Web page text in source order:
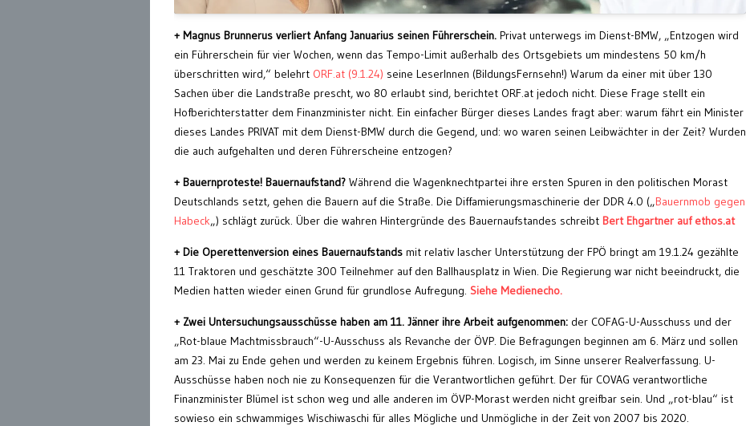
+ Magnus Brunnerus verliert Anfang Januarius seinen Führerschein. Privat unterwegs im Dienst-BMW, „Entzogen wird
ein Führerschein für vier Wochen, wenn das Tempo-Limit außerhalb des Ortsgebiets um mindestens 50 km/h
überschritten wird,“ belehrt ORF.at (9.1.24) seine LeserInnen (BildungsFernsehn!) Warum da einer mit über 130
Sachen über die Landstraße prescht, wo 80 erlaubt sind, berichtet ORF.at jedoch nicht. Diese Frage stellt ein
Hofberichterstatter dem Finanzminister nicht. Ein einfacher Bürger dieses Landes fragt aber: warum fährt ein Minister
dieses Landes PRIVAT mit dem Dienst-BMW durch die Gegend, und: wo waren seinen Leibwächter in der Zeit? Wurden
die auch aufgehalten und deren Führerscheine entzogen?
+ Bauernproteste! Bauernaufstand? Während die Wagenknechtpartei ihre ersten Spuren in den politischen Morast
Deutschlands setzt, gehen die Bauern auf die Straße. Die Diffamierungsmaschinerie der DDR 4.0 („Bauernmob gegen
Habeck„) schlägt zurück. Über die wahren Hintergründe des Bauernaufstandes schreibt Bert Ehgartner auf ethos.at
+ Die Operettenversion eines Bauernaufstands mit relativ lascher Unterstützung der FPÖ bringt am 19.1.24 gezählte
11 Traktoren und geschätzte 300 Teilnehmer auf den Ballhausplatz in Wien. Die Regierung war nicht beeindruckt, die
Medien hatten wieder einen Grund für grundlose Aufregung. Siehe Medienecho.
+ Zwei Untersuchungsausschüsse haben am 11. Jänner ihre Arbeit aufgenommen: der COFAG-U-Ausschuss und der
„Rot-blaue Machtmissbrauch“-U-Ausschuss als Revanche der ÖVP. Die Befragungen beginnen am 6. März und sollen
am 23. Mai zu Ende gehen und werden zu keinem Ergebnis führen. Logisch, im Sinne unserer Realverfassung. U-
Ausschüsse haben noch nie zu Konsequenzen für die Verantwortlichen geführt. Der für COVAG verantwortliche
Finanzminister Blümel ist schon weg und alle anderen im ÖVP-Morast werden nicht greifbar sein. Und „rot-blau“ ist
sowieso ein schwammiges Wischiwaschi für alles Mögliche und Unmögliche in der Zeit von 2007 bis 2020.